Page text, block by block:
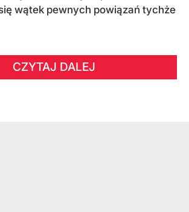
wątek pewnych powiązań tychże
CZYTAJ DALEJ